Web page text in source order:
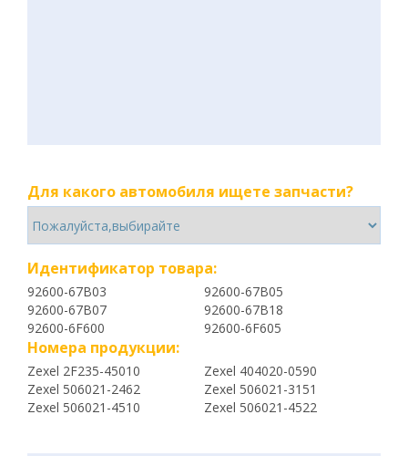
Для какого автомобиля ищете запчасти?
Идентификатор товара:
92600-67B03
92600-67B05
92600-67B07
92600-67B18
92600-6F600
92600-6F605
Номера продукции:
Zexel 2F235-45010
Zexel 404020-0590
Zexel 506021-2462
Zexel 506021-3151
Zexel 506021-4510
Zexel 506021-4522